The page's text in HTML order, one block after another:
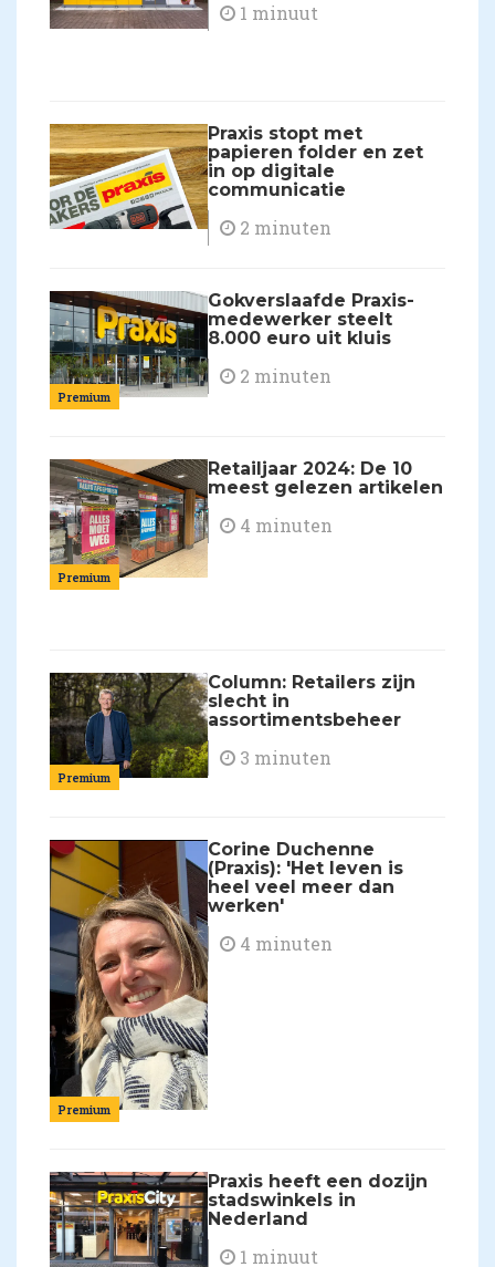
1 minuut
Praxis stopt met
papieren folder en zet
in op digitale
communicatie
2 minuten
Premium
Gokverslaafde Praxis-
medewerker steelt
8.000 euro uit kluis
2 minuten
Premium
Retailjaar 2024: De 10
meest gelezen artikelen
4 minuten
Premium
Column: Retailers zijn
slecht in
assortimentsbeheer
3 minuten
Premium
Corine Duchenne
(Praxis): 'Het leven is
heel veel meer dan
werken'
4 minuten
Praxis heeft een dozijn
stadswinkels in
Nederland
1 minuut